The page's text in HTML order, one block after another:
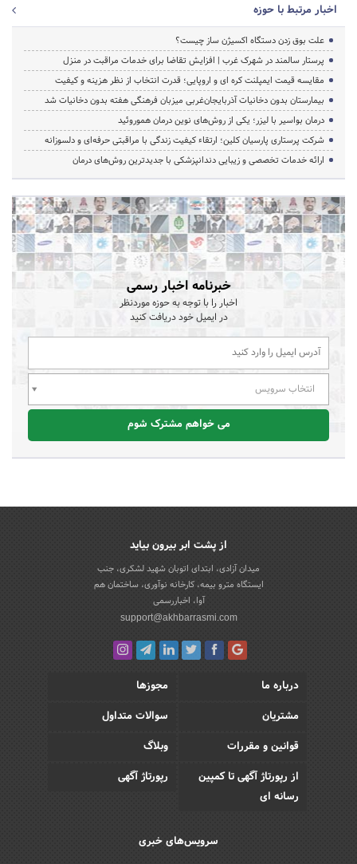
اخبار مرتبط با حوزه
علت بوق زدن دستگاه اکسیژن ساز چیست؟
پرستار سالمند در شهرک غرب | افزایش تقاضا برای خدمات مراقبت در منزل
مقایسه قیمت ایمپلنت کره ای و اروپایی؛ قدرت انتخاب از نظر هزینه و کیفیت
بیمارستان بدون دخانیات آذربایجان‌غربی میزبان فرهنگی هفته بدون دخانیات شد
درمان بواسیر با لیزر؛ یکی از روش‌های نوین درمان هموروئید
شرکت پرستاری پارسیان کلین؛ ارتقاء کیفیت زندگی با مراقبتی حرفه‌ای و دلسوزانه
ارائه خدمات تخصصی و زیبایی دندانپزشکی با جدیدترین روش‌های درمان
خبرنامه اخبار رسمی
اخبار را با توجه به حوزه موردنظر
در ایمیل خود دریافت کنید
انتخاب سرویس
می خواهم مشترک شوم
از پشت ابر بیرون بیاید
میدان آزادی، ابتدای اتوبان شهید لشکری، جنب
ایستگاه مترو بیمه، کارخانه نوآوری، ساختمان هم
آوا، اخباررسمی
support@akhbarrasmi.com
درباره ما
مجوزها
مشتریان
سوالات متداول
قوانین و مقررات
وبلاگ
از رپورتاژ آگهی تا کمپین
رسانه ای
رپورتاژ آگهی
سرویس‌های خبری